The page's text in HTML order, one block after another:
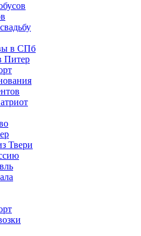
в СПб
Питер
Твери